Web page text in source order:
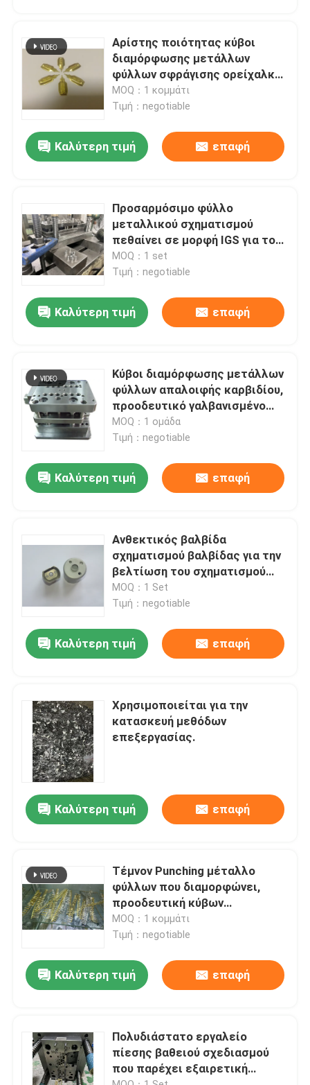
Προϊόντα
Βίντεο
Εμφάνιση VR
Γύρος εργοστασίων
Μας ελάτε σε επαφή με
Ειδήσεις
Περιπτώσεις
Αρίστης ποιότητας κύβοι
διαμόρφωσης μετάλλων
φύλλων σφράγισης ορείχαλκου
0.0022mm υψηλή ακρίβεια
MOQ：1 κομμάτι
Τιμή：negotiable
Καλύτερη τιμή επαφή
Προσαρμόσιμο φύλλο
μεταλλικού σχηματισμού
πεθαίνει σε μορφή IGS για το
σχεδιασμό AutoCAD
MOQ：1 set
Τιμή：negotiable
Καλύτερη τιμή επαφή
Κύβοι διαμόρφωσης μετάλλων
φύλλων απαλοιφής καρβιδίου,
προοδευτικό γαλβανισμένο
πιάτο μετάλλων φύλλων
MOQ：1 ομάδα
Τιμή：negotiable
Καλύτερη τιμή επαφή
Ανθεκτικός βαλβίδα
σχηματισμού βαλβίδας για την
βελτίωση του σχηματισμού
φύλλου μετάλλου και της
αποτελεσματικότητας στις
αυτοκινήτων
MOQ：1 Set
Τιμή：negotiable
Καλύτερη τιμή επαφή
Χρησιμοποιείται για την
κατασκευή μεθόδων
επεξεργασίας.
Καλύτερη τιμή επαφή
Τέμνον Punching μέταλλο
φύλλων που διαμορφώνει,
προοδευτική κύβων
επεξεργασία εξώθησης
τμημάτων κρύα
MOQ：1 κομμάτι
Τιμή：negotiable
Καλύτερη τιμή επαφή
Πολυδιάστατο εργαλείο
πίεσης βαθειού σχεδιασμού
που παρέχει εξαιρετική